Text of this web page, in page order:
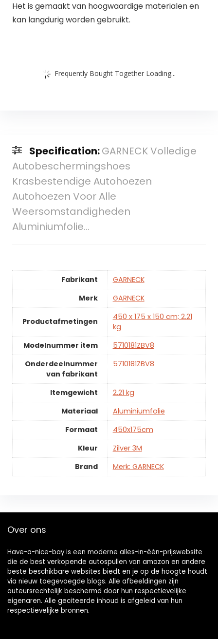
Het is gemaakt van hoogwaardige materialen en
kan langdurig worden gebruikt.
Frequently Bought Together Loading...
Specification:GARNECK Volledige
Autobeschermingshoes
Krasbestendige Autohoezen
Autohoezen Voor Alle
Weersomstandigheden
Aluminiumfolie…
Fabrikant
GARNECK
Merk
GARNECK
Productafmetingen
450 x 175 x 150 cm; 2.21
kg
Modelnummer item
5710181ZBV8
Onderdeelnummer
van fabrikant
5710181ZBV8
Itemgewicht
2.21 kg
Materiaal
Aluminiumfolie
Formaat
450x175cm
Kleur
Zilver 3M
Brand
Merk: GARNECK
Over ons
Have-a-nice-bay is een moderne alles-in-één-prijswebsite
die de best verkopende autospullen van amazon en andere
beste beschikbare websites biedt en je op de hoogte houdt
via nieuw toegevoegde blogs. Alle afbeeldingen zijn
auteursrechtelijk beschermd door hun respectievelijke
eigenaren. Alle geciteerde inhoud is afgeleid van hun
respectievelijke bronnen.